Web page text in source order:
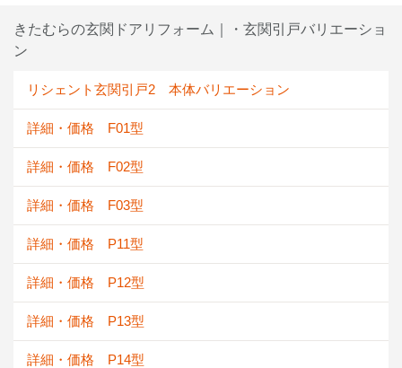
きたむらの玄関ドアリフォーム｜・玄関引戸バリエーショ
ン
リシェント玄関引戸2 本体バリエーション
詳細・価格 F01型
詳細・価格 F02型
詳細・価格 F03型
詳細・価格 P11型
詳細・価格 P12型
詳細・価格 P13型
詳細・価格 P14型